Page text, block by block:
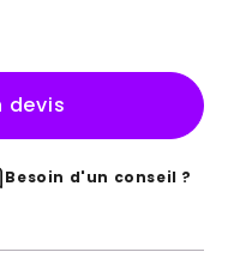
devis
Besoin d'un conseil ?